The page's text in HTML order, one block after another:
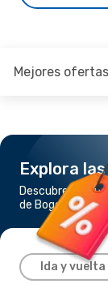
Mejores ofertas
Explora
Descubre los
de Bogotá a
Ida y vuelta